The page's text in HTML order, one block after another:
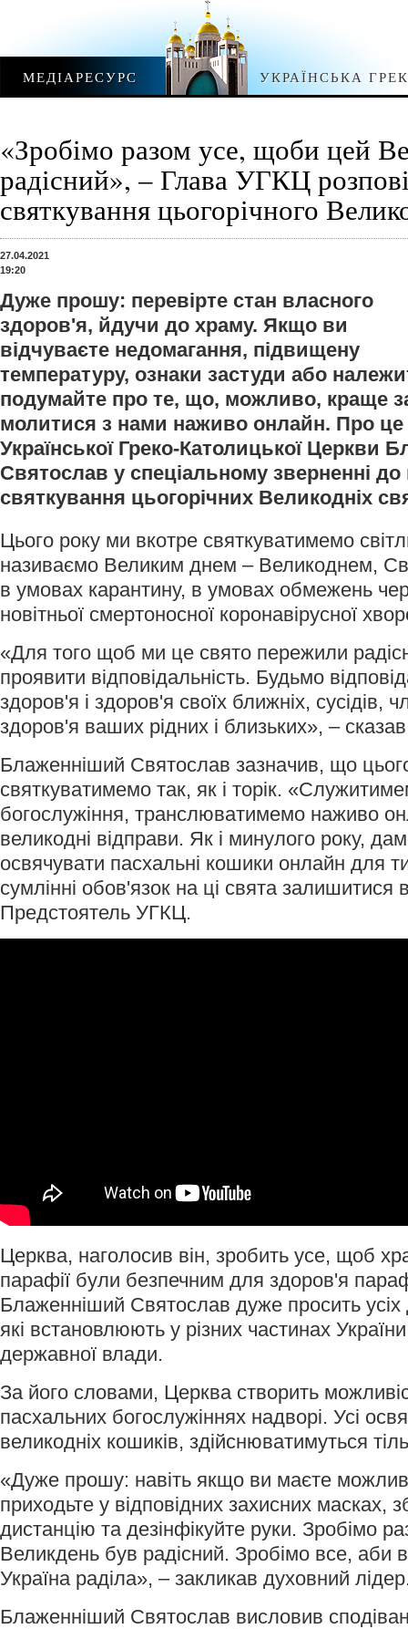
МЕДІАРЕСУРС УКРАЇНСЬКА
«Зробімо разом усе, щоби цей
радісний», – Глава УГКЦ
святкування цьогорічного
27.04.2021
19:20
Дуже прошу: перевірте стан власного
здоров'я, йдучи до храму. Якщо ви
відчуваєте недомагання, підвищену
температуру, ознаки застуди або
подумайте про те, що, можливо, краще
молитися з нами наживо онлайн. Про це
Української Греко-Католицької Церкви
Святослав у спеціальному зверненні
святкування цьогорічних Великодніх
Цього року ми вкотре святкуватимемо
називаємо Великим днем – Великоднем,
в умовах карантину, в умовах обмежень
новітньої смертоносної коронавірусної
«Для того щоб ми це свято пережили
проявити відповідальність. Будьмо
здоров'я і здоров'я своїх ближніх, сусідів,
здоров'я ваших рідних і близьких», –
Блаженніший Святослав зазначив, що
святкуватимемо так, як і торік.
богослужіння, транслюватимемо наживо
великодні відправи. Як і минулого року,
освячувати пасхальні кошики онлайн для
сумлінні обов'язок на ці свята
Предстоятель УГКЦ.
Церква, наголосив він, зробить усе, щоб
парафії були безпечним для здоров'я
Блаженніший Святослав дуже просить усіх
які встановлюють у різних частинах
державної влади.
За його словами, Церква створить
пасхальних богослужіннях надворі. Усі
великодніх кошиків, здійснюватимуться
«Дуже прошу: навіть якщо ви маєте
приходьте у відповідних захисних масках,
дистанцію та дезінфікуйте руки. Зробімо
Великдень був радісний. Зробімо все, аби
Україна раділа», – закликав духовний
Блаженніший Святослав висловив